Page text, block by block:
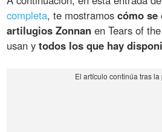
completa, te mostramoscómo se
artilugios Zonnan en Tears of
usan ytodos los que hay